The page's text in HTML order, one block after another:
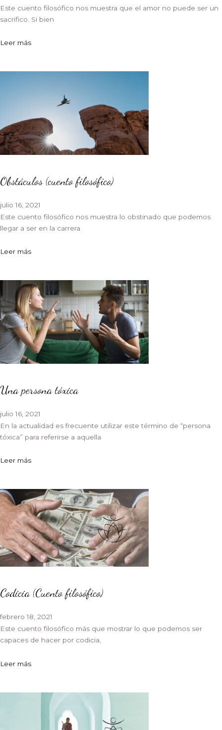
Este cuento filosófico nos muestra que el amor no puede ser un
sacrifico. Si bien
Leer más
Obstáculos (cuento filosófico)
julio 16, 2021
Este cuento filosófico nos muestra lo obstinado que podemos
llegar a ser en la carrera
Leer más
Una persona tóxica
julio 16, 2021
En la actualidad es frecuente utilizar este término de “persona
tóxica” para referirse a aquella
Leer más
Codicia (Cuento filosófico)
febrero 18, 2021
Este cuento filosófico más que mostrar lo que podemos ser
capaces de hacer por codicia,
Leer más